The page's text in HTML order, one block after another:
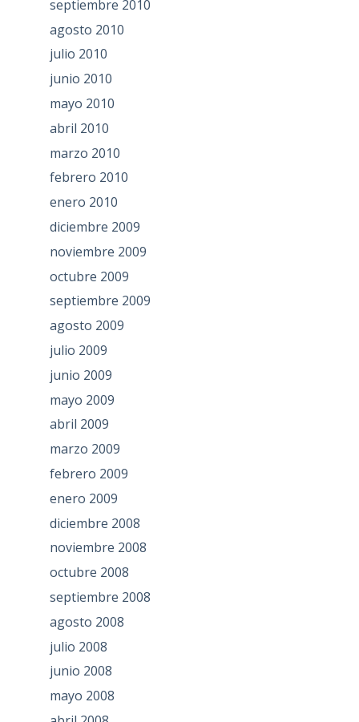
septiembre 2010
agosto 2010
julio 2010
junio 2010
mayo 2010
abril 2010
marzo 2010
febrero 2010
enero 2010
diciembre 2009
noviembre 2009
octubre 2009
septiembre 2009
agosto 2009
julio 2009
junio 2009
mayo 2009
abril 2009
marzo 2009
febrero 2009
enero 2009
diciembre 2008
noviembre 2008
octubre 2008
septiembre 2008
agosto 2008
julio 2008
junio 2008
mayo 2008